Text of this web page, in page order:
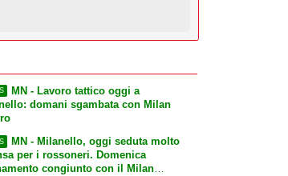
MN - Lavoro tattico oggi a
domani sgambata con Milan
MN - Milanello, oggi seduta molto
per i rossoneri. Domenica
congiunto con il Milan